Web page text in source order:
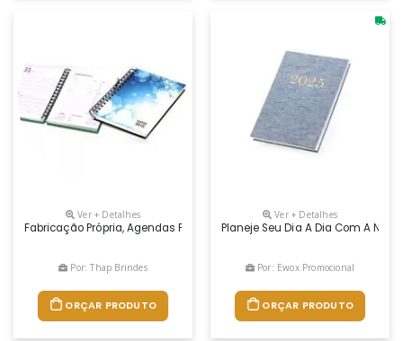
Ver + Detalhes
Fabricação Própria, Agendas Personalizados Do Seu Jeito. Permite
Por: Thap Brindes
ORÇAR PRODUTO
Ver + Detalhes
Planeje Seu Dia A Dia Com A
Por: Ewox Promocional
ORÇAR PRODUTO